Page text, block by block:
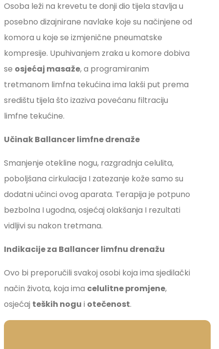
Osoba leži na krevetu te donji dio tijela stavlja u
posebno dizajnirane navlake koje su načinjene od
komora u koje se izmjenične pneumatske
kompresije. Upuhivanjem zraka u komore dobiva
se osjećaj masaže, a programiranim
tretmanom limfna tekućina ima lakši put prema
središtu tijela što izaziva povećanu filtraciju
limfne tekućine.
Učinak Ballancer limfne drenaže
Smanjenje otekline nogu, razgradnja celulita,
poboljšana cirkulacija I zatezanje kože samo su
dodatni učinci ovog aparata. Terapija je potpuno
bezbolna I ugodna, osjećaj olakšanja I rezultati
vidljivi su nakon tretmana.
Indikacije za Ballancer limfnu drenažu
Ovo bi preporučili svakoj osobi koja ima sjedilački
način života, koja ima celulitne promjene,
osjećaj teških nogu i otečenost.